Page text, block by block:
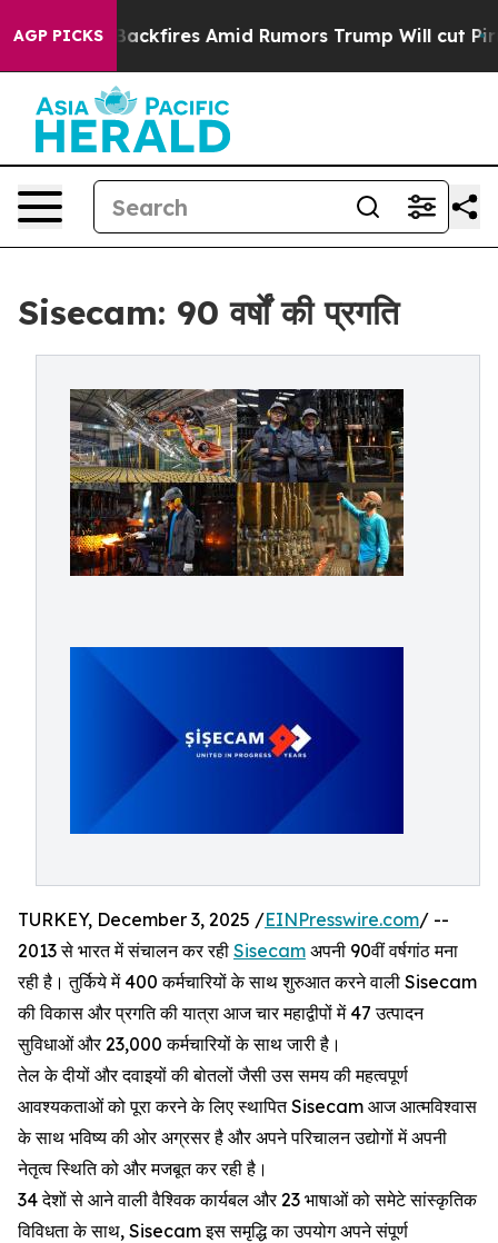
AGP PICKSBackfires Amid Rumors Trump Will cut Pirro
Sisecam: 90 वर्षों की प्रगति
TURKEY, December 3, 2025 /EINPresswire.com/ --
2013 से भारत में संचालन कर रही Sisecam अपनी 90वीं वर्षगांठ मना
रही है। तुर्किये में 400 कर्मचारियों के साथ शुरुआत करने वाली Sisecam
की विकास और प्रगति की यात्रा आज चार महाद्वीपों में 47 उत्पादन
सुविधाओं और 23,000 कर्मचारियों के साथ जारी है।
तेल के दीयों और दवाइयों की बोतलों जैसी उस समय की महत्वपूर्ण
आवश्यकताओं को पूरा करने के लिए स्थापित Sisecam आज आत्मविश्वास
के साथ भविष्य की ओर अग्रसर है और अपने परिचालन उद्योगों में अपनी
नेतृत्व स्थिति को और मजबूत कर रही है।
34 देशों से आने वाली वैश्विक कार्यबल और 23 भाषाओं को समेटे सांस्कृतिक
विविधता के साथ, Sisecam इस समृद्धि का उपयोग अपने संपूर्ण